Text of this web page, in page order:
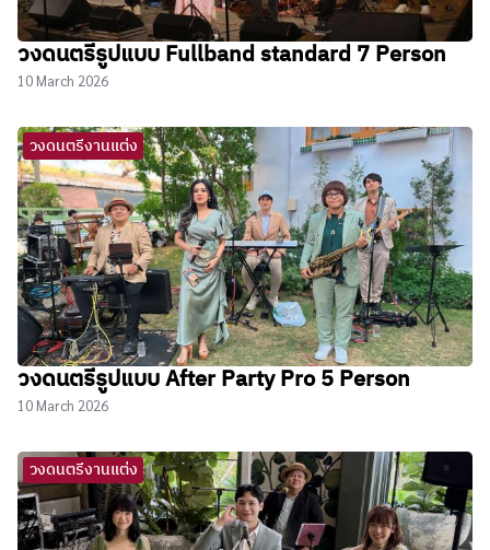
วงดนตรีรูปแบบ Fullband standard 7 Person
10 March 2026
วงดนตรีงานแต่ง
วงดนตรีรูปแบบ After Party Pro 5 Person
10 March 2026
วงดนตรีงานแต่ง